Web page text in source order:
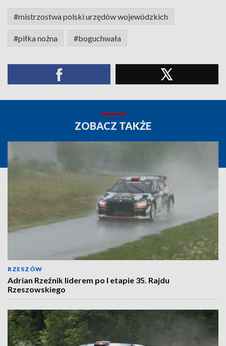
#mistrzostwa polski urzędów wojewódzkich
#piłka nożna #boguchwała
ZOBACZ TAKŻE
RZESZÓW
Adrian Rzeźnik liderem po I etapie 35. Rajdu
Rzeszowskiego